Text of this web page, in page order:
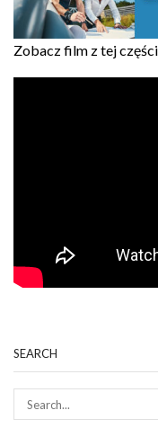
Zobacz film z tej
SEARCH